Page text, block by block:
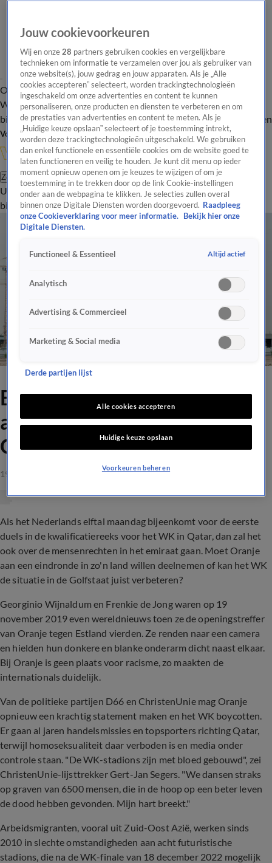
Overzicht Onze programma's Uitzendingen Onze gezichten
In de
WandelgangenInterviewsUitzending
bijwonenPodcastShopVeelgestelde vragenKijkersvraag insturen
Volg Vandaag Inside
Zoeken
UitzendingenVandaag InsideDe OranjezomerShopUitzending
bijwonen
Boycot of niet, Oranje begint
aan kwalificatie voor WK in
Qatar
19 mrt 2021, 08:00
Als het Nederlands elftal maandag bijeenkomt voor de eerste
duels in de kwalificatiereeks voor het WK in Qatar, dan zal het
ook over de mensenrechten in het emiraat gaan. Moet Oranje
aan een eindronde in zo'n land willen deelnemen of kan het WK
de situatie in de Golfstaat juist verbeteren?
Georginio Wijnaldum en Frenkie de Jong waren op 19
november 2019 even wereldnieuws toen ze de openingstreffer
van Oranje tegen Estland vierden. Ze renden naar een camera
en hielden hun donkere en blanke onderarm dicht naast elkaar.
Bij Oranje is geen plaats voor racisme, zo maakten de
internationals duidelijk.
Van de politieke partijen D66 en ChristenUnie mag Oranje
opnieuw een krachtig statement maken en het WK boycotten.
Er gaan al jaren handelsmissies en topsporters richting Qatar,
terwijl homoseksualiteit daar verboden is en media onder
controle staan. "De WK-stadions zijn met bloed gebouwd", zei
ChristenUnie-lijsttrekker Gert-Jan Segers. "We dansen straks
op graven van 6500 mensen, die in de hoop op een beter leven
de dood hebben gevonden. Mijn hart breekt."
Arbeidsmigranten, vooral uit Zuid-Oost Azië, werken sinds
2010 in slechte omstandigheden aan acht futuristische
stadions, die na de WK-finale van 18 december 2022 mogelijk
Jouw cookievoorkeuren
Wij en onze28 partners gebruiken cookies en vergelijkbare
technieken om informatie te verzamelen over jou als gebruiker van
onze website(s), jouw gedrag en jouw apparaten. Als je „Alle
cookies accepteren” selecteert, worden trackingtechnologieën
ingeschakeld om onze advertenties en content te kunnen
personaliseren, onze producten en diensten te verbeteren en om
de prestaties van advertenties en content te meten. Als je
„Huidige keuze opslaan” selecteert of je toestemming intrekt,
worden deze trackingtechnologieën uitgeschakeld. We gebruiken
dan enkel functionele en essentiële cookies om de website goed te
laten functioneren en veilig te houden. Je kunt dit menu op ieder
moment opnieuw openen om je keuzes te wijzigen of om je
toestemming in te trekken door op de link Cookie-instellingen
onder aan de webpagina te klikken. Je selecties zullen overal
binnen onze Digitale Diensten worden doorgevoerd. Raadpleeg
onze Cookieverklaring voor meer informatie.
Bekijk hier onze
Digitale Diensten.
Functioneel & Essentieel Altijd actief
Analytisch
Advertising & Commercieel
Marketing & Social media
Derde partijen lijst
Alle cookies accepteren
Huidige keuze opslaan
Voorkeuren beheren